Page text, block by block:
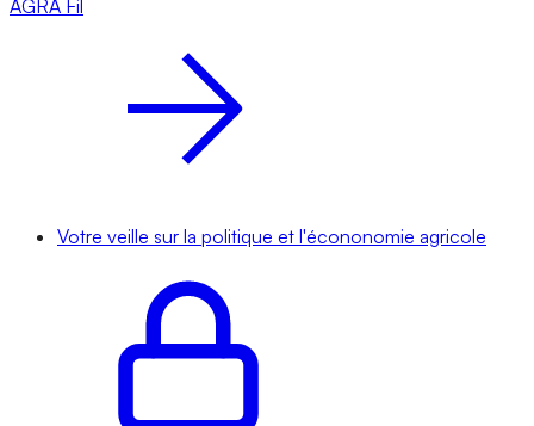
AGRA Fil
Votre veille sur la politique et l'écononomie agricole